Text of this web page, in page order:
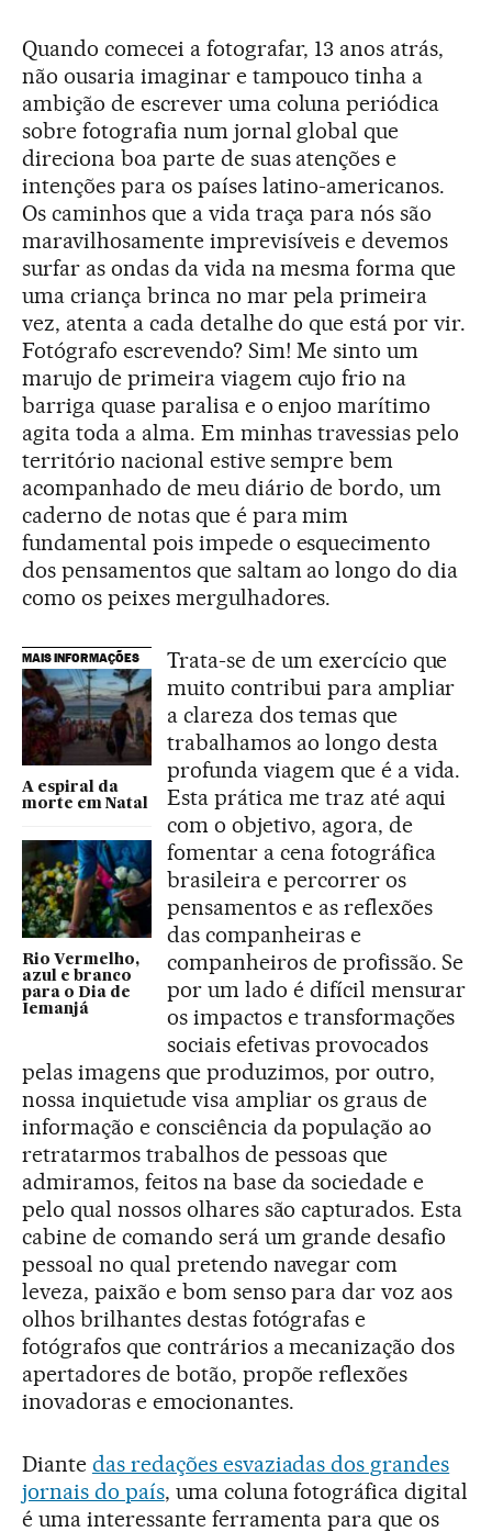
Quando comecei a fotografar, 13 anos atrás,
não ousaria imaginar e tampouco tinha a
ambição de escrever uma coluna periódica
sobre fotografia num jornal global que
direciona boa parte de suas atenções e
intenções para os países latino-americanos.
Os caminhos que a vida traça para nós são
maravilhosamente imprevisíveis e devemos
surfar as ondas da vida na mesma forma que
uma criança brinca no mar pela primeira
vez, atenta a cada detalhe do que está por vir.
Fotógrafo escrevendo? Sim! Me sinto um
marujo de primeira viagem cujo frio na
barriga quase paralisa e o enjoo marítimo
agita toda a alma. Em minhas travessias pelo
território nacional estive sempre bem
acompanhado de meu diário de bordo, um
caderno de notas que é para mim
fundamental pois impede o esquecimento
dos pensamentos que saltam ao longo do dia
como os peixes mergulhadores.
MAIS INFORMAÇÕES
A espiral da
morte em Natal
Rio Vermelho,
azul e branco
para o Dia de
Iemanjá
Trata-se de um exercício que
muito contribui para ampliar
a clareza dos temas que
trabalhamos ao longo desta
profunda viagem que é a vida.
Esta prática me traz até aqui
com o objetivo, agora, de
fomentar a cena fotográfica
brasileira e percorrer os
pensamentos e as reflexões
das companheiras e
companheiros de profissão. Se
por um lado é difícil mensurar
os impactos e transformações
sociais efetivas provocados
pelas imagens que produzimos, por outro,
nossa inquietude visa ampliar os graus de
informação e consciência da população ao
retratarmos trabalhos de pessoas que
admiramos, feitos na base da sociedade e
pelo qual nossos olhares são capturados. Esta
cabine de comando será um grande desafio
pessoal no qual pretendo navegar com
leveza, paixão e bom senso para dar voz aos
olhos brilhantes destas fotógrafas e
fotógrafos que contrários a mecanização dos
apertadores de botão, propõe reflexões
inovadoras e emocionantes.
Diante das redações esvaziadas dos grandes
jornais do país, uma coluna fotográfica digital
é uma interessante ferramenta para que os